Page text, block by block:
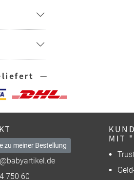
—
zu meiner Bestellung
750 60
MIT